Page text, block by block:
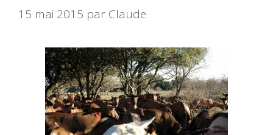
15 mai 2015 par Claude